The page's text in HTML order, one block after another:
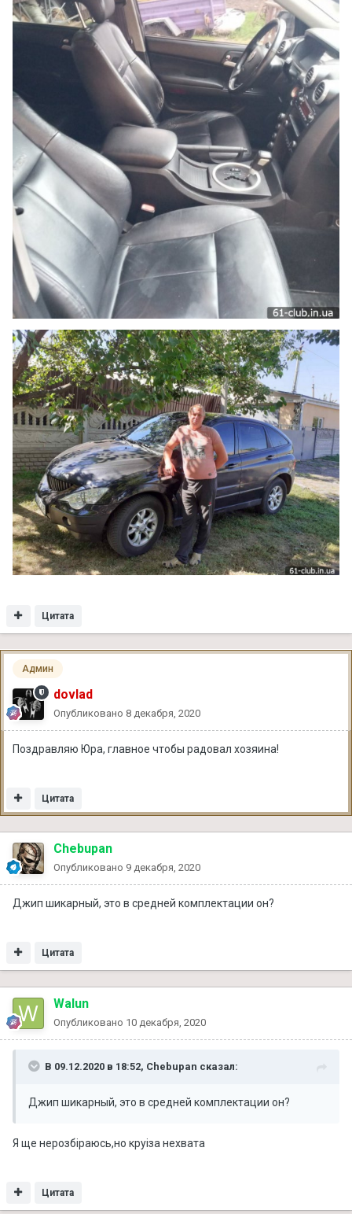
Цитата
Админ
dovlad
Опубликовано 8 декабря, 2020
Поздравляю Юра, главное чтобы радовал хозяина!
Цитата
Chebupan
Опубликовано 9 декабря, 2020
Джип шикарный, это в средней комплектации он?
Цитата
Walun
Опубликовано 10 декабря, 2020
В 09.12.2020 в 18:52, Chebupan сказал:
Джип шикарный, это в средней комплектации он?
Я ще нерозбіраюсь,но круіза нехвата
Цитата